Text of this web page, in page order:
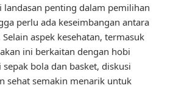
landasan penting dalam pemilihan
perlu ada keseimbangan antara
aspek kesehatan, termasuk
ini berkaitan dengan hobi
bola dan basket, diskusi
sehat semakin menarik untuk